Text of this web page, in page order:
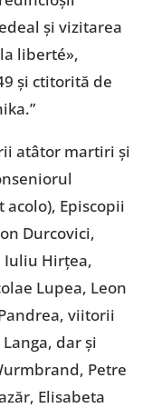
și vizitarea
liberté»,
și ctitorită de
atâtor martiri și
Episcopii
Durcovici,
Iuliu Hirțea,
Lupea, Leon
viitorii
dar și
Petre
Elisabeta